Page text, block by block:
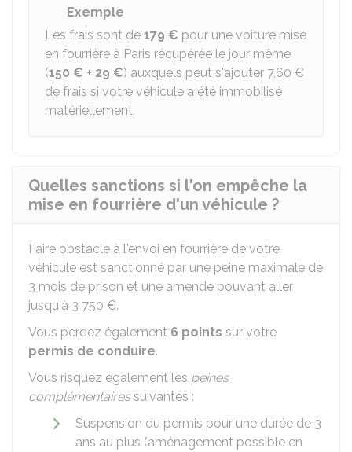
Exemple
Les frais sont de 179 € pour une voiture mise
en fourrière à Paris récupérée le jour même
(150 € + 29 €) auxquels peut s'ajouter 7,60 €
de frais si votre véhicule a été immobilisé
matériellement.
Quelles sanctions si l'on empêche la
mise en fourrière d'un véhicule ?
Faire obstacle à l'envoi en fourrière de votre
véhicule est sanctionné par une peine maximale de
3 mois de prison et une amende pouvant aller
jusqu'à 3 750 €.
Vous perdez également 6 points sur votre
permis de conduire.
Vous risquez également les peines
complémentairessuivantes :
Suspension du permis pour une durée de 3
ans au plus (aménagement possible en